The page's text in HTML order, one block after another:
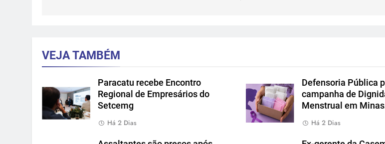
VEJA TAMBÉM
Paracatu recebe Encontro
Regional de Empresários do
Setcemg
Há 2 Dias
Defensoria Pública
campanha de
Menstrual em
Há 2 Dias